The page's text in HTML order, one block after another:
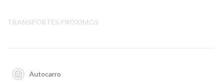
TRANSPORTES PRÓXIMOS
Autocarro